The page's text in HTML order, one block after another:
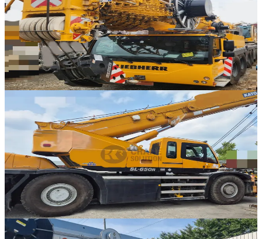
NEW
LTM 1300-6.3
2024년식 · 300톤
가격 문의 1
320
Kato · RT 크레인·RT-336
KR-65H
2006년식 · 65톤
가격 문의
8
판매중